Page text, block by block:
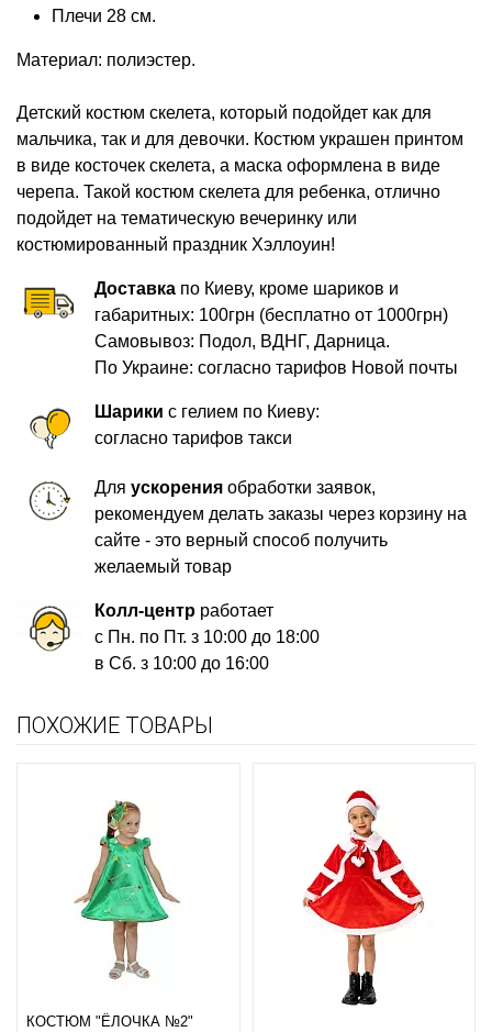
Плечи 28 см.
Материал: полиэстер.
Детский костюм скелета, который подойдет как для
мальчика, так и для девочки. Костюм украшен принтом
в виде косточек скелета, а маска оформлена в виде
черепа. Такой костюм скелета для ребенка, отлично
подойдет на тематическую вечеринку или
костюмированный праздник Хэллоуин!
Доставка по Киеву, кроме шариков и
габаритных: 100грн (бесплатно от 1000грн)
Самовывоз: Подол, ВДНГ, Дарница.
По Украине: согласно тарифов Новой почты
Шарики с гелием по Киеву:
согласно тарифов такси
Дляускорения обработки заявок,
рекомендуем делать заказы через корзину на
сайте - это верный способ получить
желаемый товар
Колл-центр работает
с Пн. по Пт. з 10:00 до 18:00
в Сб. з 10:00 до 16:00
ПОХОЖИЕ ТОВАРЫ
КОСТЮМ "ЁЛОЧКА №2"